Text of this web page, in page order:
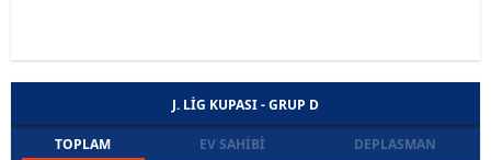
J. LIG KUPASI - GRUP D
TOPLAM EV SAHIBI DEPLASMAN